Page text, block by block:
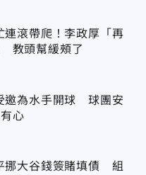
連滾帶爬！李政厚「再
教頭幫緩頰了
邀為水手開球 球團安
心
挪大谷錢簽賭填債 組